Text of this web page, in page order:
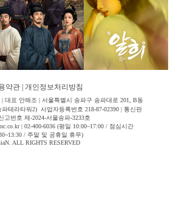
약관 개인정보처리방침
대표 안해조 | 서울특별시 송파구 송파대로 201, B동
파테라타워2) 사업자등록번호 218-87-02390 | 통신판
고번호 제-2024-서울송파-3233호
| 02-400-6036 (평일 10:00~17:00 / 점심시간
/ 주말 및 공휴일 휴무)
ALL RIGHTS RESERVED